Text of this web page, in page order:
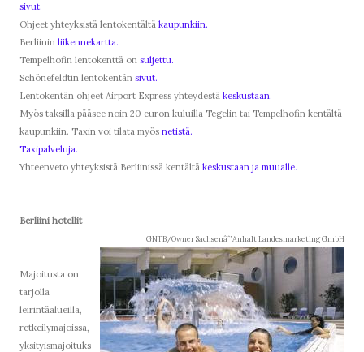
sivut.
Ohjeet yhteyksistä lentokentältä kaupunkiin.
Berliinin liikennekartta.
Tempelhofin lentokenttä on suljettu.
Schönefeldtin lentokentän sivut.
Lentokentän ohjeet Airport Express yhteydestä keskustaan.
Myös taksilla pääsee noin 20 euron kuluilla Tegelin tai Tempelhofin kentältä
kaupunkiin. Taxin voi tilata myös netistä.
Taxipalveluja.
Yhteenveto yhteyksistä Berliinissä kentältä keskustaan ja muualle.
Berliini hotellit
GNTB/Owner Sachsenâˆ’Anhalt Landesmarketing GmbH
Majoitusta on
tarjolla
leirintäalueilla,
retkeilymajoissa,
yksityismajoituks